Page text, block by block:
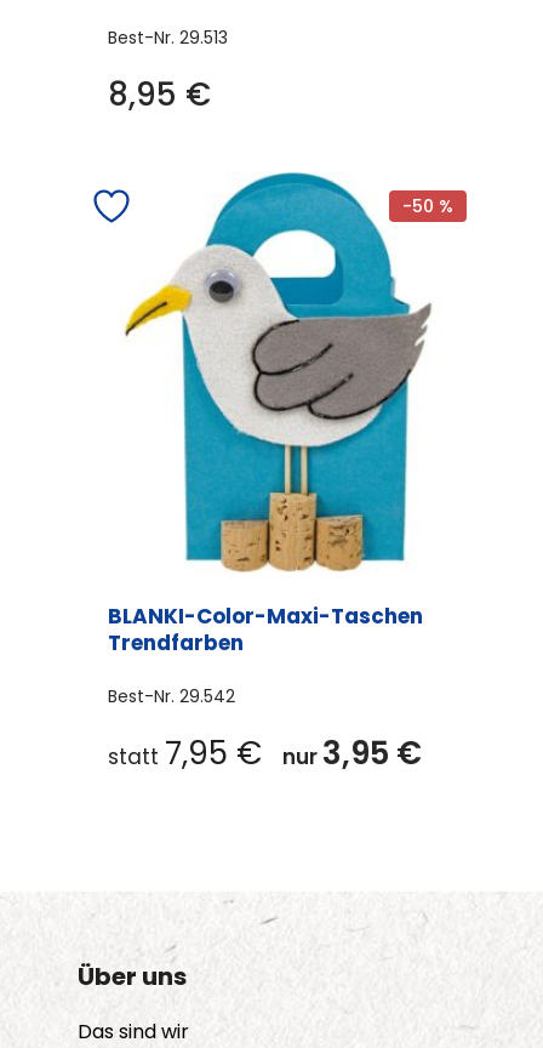
Best-Nr. 29.513
8,95 €
-50 %
BLANKI-Color-Maxi-Taschen
Trendfarben
Best-Nr. 29.542
statt 7,95 € nur 3,95 €
Über uns
Das sind wir